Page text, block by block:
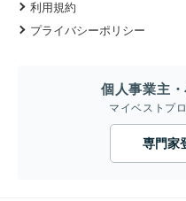
利用規約
プライバシーポリシー
個人事業主
マイベストプ
専門家